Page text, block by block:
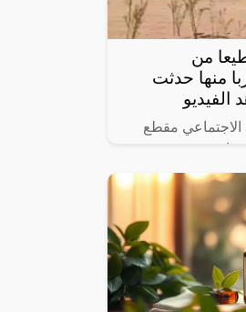
من
منها حدثت
الفيديو
الاجتماعي مقطع
برية بعد
بصيد ثمين.